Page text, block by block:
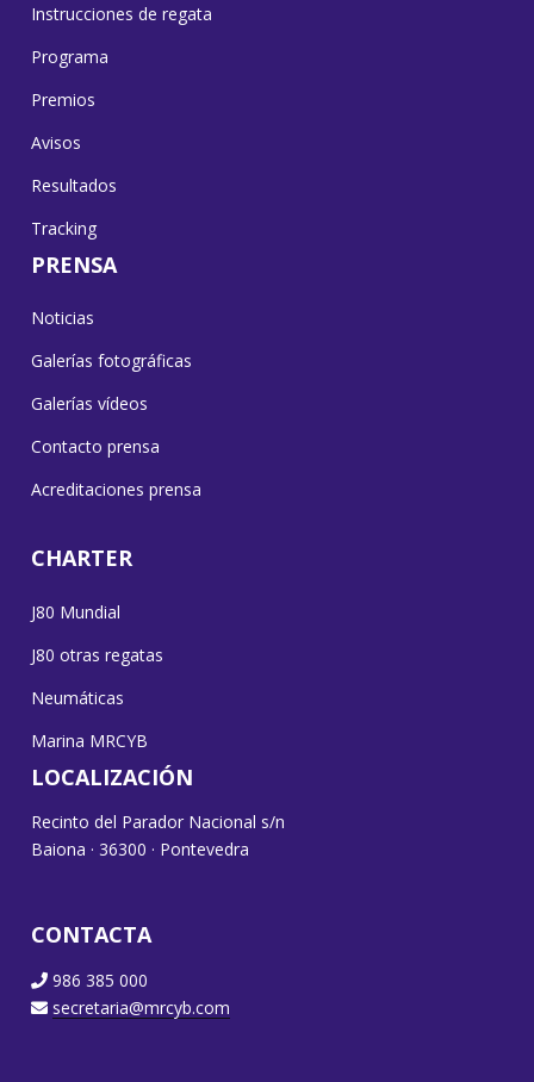
Instrucciones de regata
Programa
Premios
Avisos
Resultados
Tracking
PRENSA
Noticias
Galerías fotográficas
Galerías vídeos
Contacto prensa
Acreditaciones prensa
CHARTER
J80 Mundial
J80 otras regatas
Neumáticas
Marina MRCYB
LOCALIZACIÓN
Recinto del Parador Nacional s/n
Baiona · 36300 · Pontevedra
CONTACTA
986 385 000
secretaria@mrcyb.com